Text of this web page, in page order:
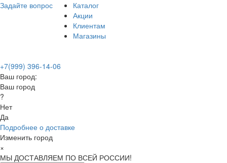
Задайте вопрос
Каталог
Акции
Клиентам
Магазины
+7(999) 396-14-06
Ваш город:
Ваш город
?
Нет
Да
Подробнее о доставке
Изменить город
×
МЫ ДОСТАВЛЯЕМ ПО ВСЕЙ РОССИИ!